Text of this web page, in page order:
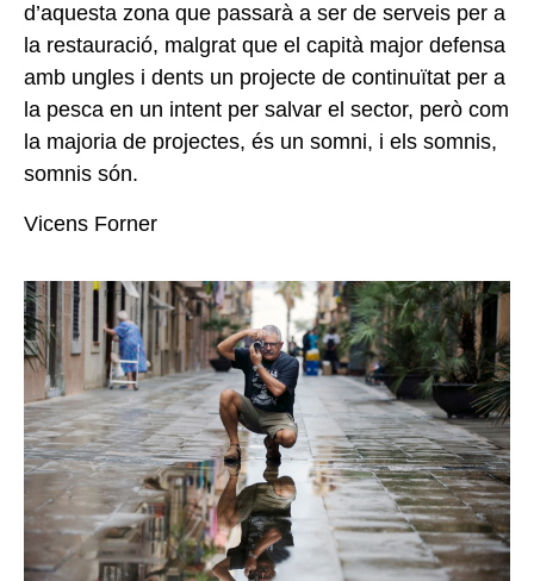
d’aquesta zona que passarà a ser de serveis per a
la restauració, malgrat que el capità major defensa
amb ungles i dents un projecte de continuïtat per a
la pesca en un intent per salvar el sector, però com
la majoria de projectes, és un somni, i els somnis,
somnis són.
Vicens Forner